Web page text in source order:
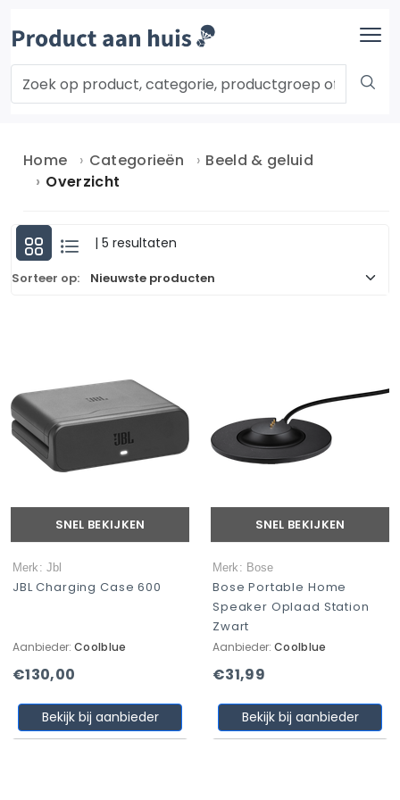
Home Categorieën
Beeld & geluid
Overzicht
| 5 resultaten
Sorteer op:
SNEL BEKIJKEN
Merk: Jbl
JBL Charging Case 600
Aanbieder: Coolblue
€130,00
Bekijk bij aanbieder
SNEL BEKIJKEN
Merk: Bose
Bose Portable Home
Speaker Oplaad Station
Zwart
Aanbieder: Coolblue
€31,99
Bekijk bij aanbieder